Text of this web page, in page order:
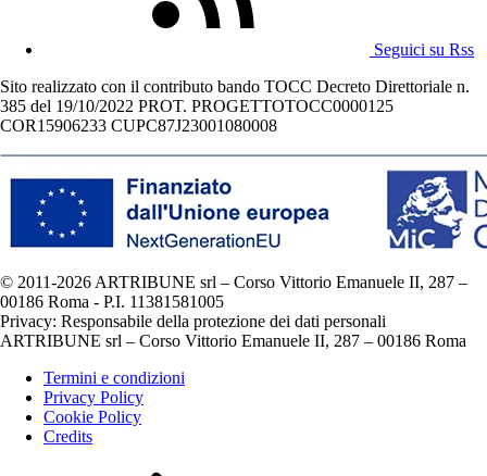
Seguici su Rss
Sito realizzato con il contributo bando TOCC Decreto Direttoriale n.
385 del 19/10/2022 PROT. PROGETTOTOCC0000125
COR15906233 CUPC87J23001080008
© 2011-2026 ARTRIBUNE srl – Corso Vittorio Emanuele II, 287 –
00186 Roma - P.I. 11381581005
Privacy: Responsabile della protezione dei dati personali
ARTRIBUNE srl – Corso Vittorio Emanuele II, 287 – 00186 Roma
Termini e condizioni
Privacy Policy
Cookie Policy
Credits